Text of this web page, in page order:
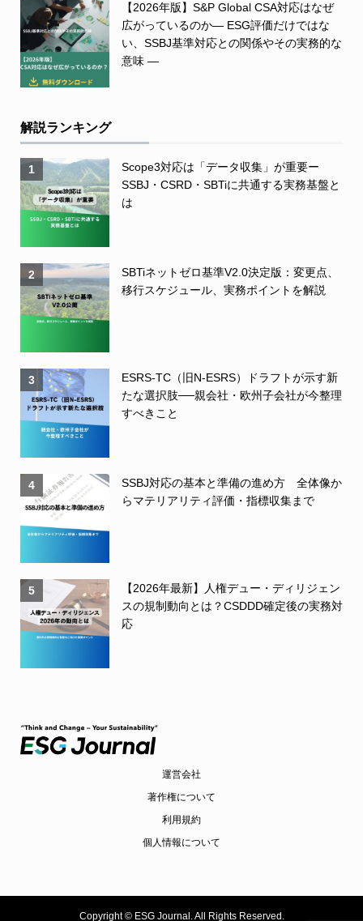
【2026年版】S&P Global CSA対応はなぜ
広がっているのか― ESG評価だけではな
い、SSBJ基準対応との関係やその実務的な
意味 ―
解説ランキング
1
Scope3対応は「データ収集」が重要ー
SSBJ・CSRD・SBTiに共通する実務基盤と
は
2
SBTiネットゼロ基準V2.0決定版：変更点、
移行スケジュール、実務ポイントを解説
3
ESRS-TC（旧N-ESRS）ドラフトが示す新
たな選択肢──親会社・欧州子会社が今整理
すべきこと
4
SSBJ対応の基本と準備の進め方 全体像か
らマテリアリティ評価・指標収集まで
5
【2026年最新】人権デュー・ディリジェン
スの規制動向とは？CSDDD確定後の実務対
応
運営会社
著作権について
利用規約
個人情報について
Copyright ©ESG Journal. All Rights Reserved.